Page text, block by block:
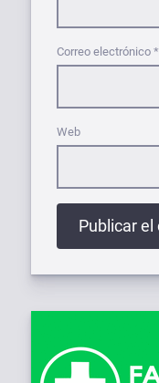
Correo electrónico *
Web